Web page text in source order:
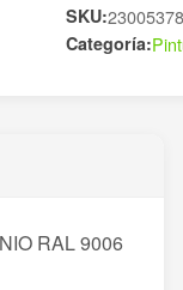
BRILLO
750
SKU:23005378
Categoría:
RAL 9006